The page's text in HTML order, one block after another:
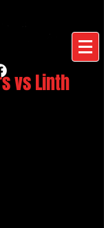
vs Linth